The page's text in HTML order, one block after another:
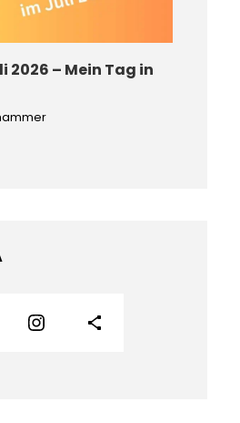
2026 – Mein Tag in
Instagram Teilen-Icon